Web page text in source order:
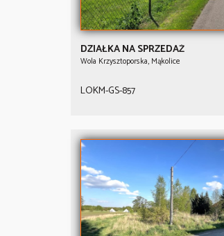
DZIAŁKA NA SPRZEDAŻ
Wola Krzysztoporska, Mąkolice
LOKM-GS-857